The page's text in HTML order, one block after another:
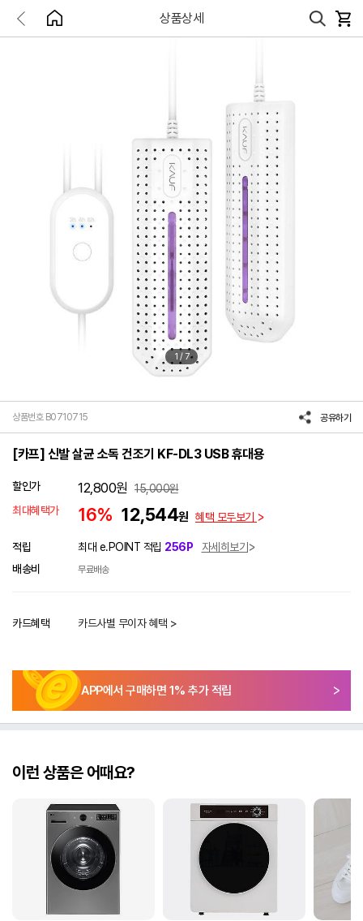
상품상세
1 / 7
상품번호 B0710715 공유하기
[카프] 신발 살균 소독 건조기 KF-DL3 USB 휴대용
할인가 12,800원 15,000원
최대혜택가
16% 12,544원 혜택 모두보기
적립 최대 e.POINT 적립 256P
자세히보기
배송비
무료배송
카드혜택 카드사별 무이자 혜택 >
APP에서 구매하면 1% 추가 적립
이런 상품은 어때요?